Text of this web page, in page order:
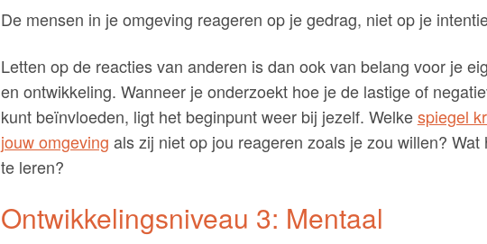
De mensen in je omgeving reageren op je gedrag, niet op je
Letten op de reacties van anderen is dan ook van belang voor je
en ontwikkeling. Wanneer je onderzoekt hoe je de lastige of
kunt beïnvloeden, ligt het beginpunt weer bij jezelf. Welkespiegel
jouw omgeving als zij niet op jou reageren zoals je zou willen? Wat
te leren?
Ontwikkelingsniveau 3: Mentaal